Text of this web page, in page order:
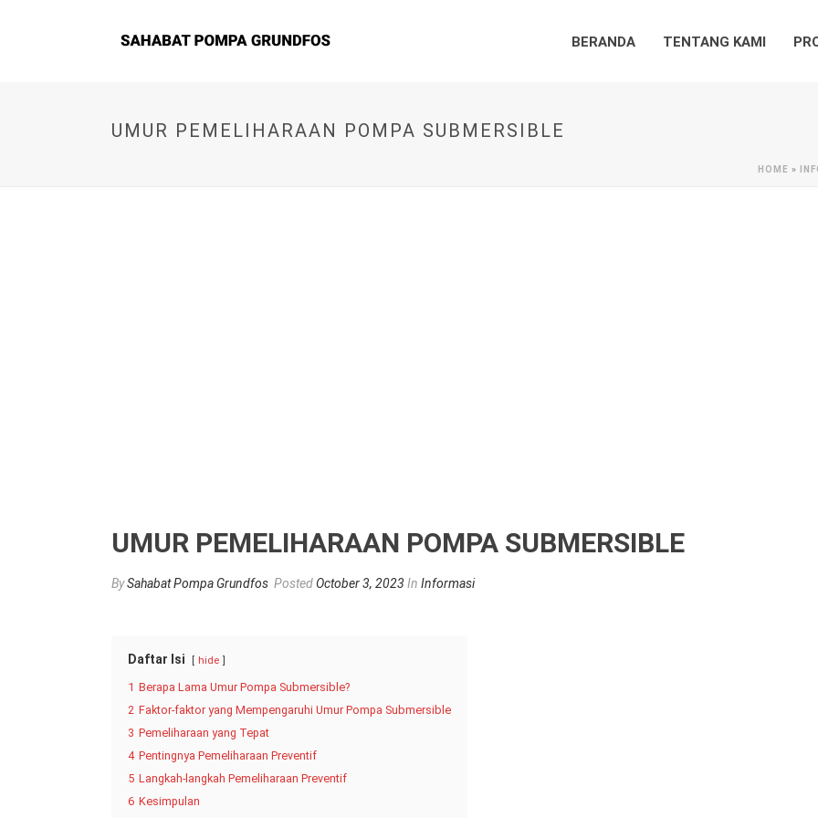
BERANDA TENTANG KAMI
UMUR PEMELIHARAAN POMPA SUBMERSIBLE
HOME »
UMUR PEMELIHARAAN POMPA SUBMERSIBLE
BySahabat Pompa Grundfos PostedOctober 3, 2023 In Informasi
Daftar Isi hide
1 Berapa Lama Umur Pompa Submersible?
2 Faktor-faktor yang Mempengaruhi Umur Pompa Submersible
3 Pemeliharaan yang Tepat
4 Pentingnya Pemeliharaan Preventif
5 Langkah-langkah Pemeliharaan Preventif
6 Kesimpulan